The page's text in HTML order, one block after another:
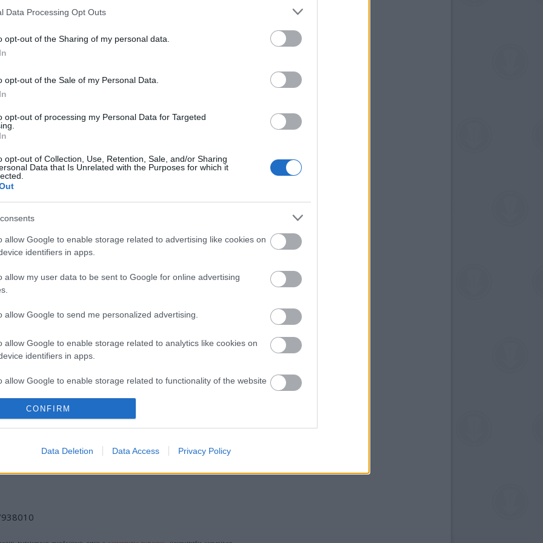
Data Processing Opt Outs
opt-out of the Sharing of my personal data.
opt-out of the Sale of my Personal Data.
opt-out of processing my Personal Data for Targeted
opt-out of Collection, Use, Retention, Sale, and/or Sharing
Data that Is Unrelated with the Purposes for which it
allow Google to enable storage related to advertising like cookies on
identifiers in apps.
allow my user data to be sent to Google for online advertising
allow Google to send me personalized advertising.
allow Google to enable storage related to analytics like cookies on
identifiers in apps.
allow Google to enable storage related to functionality of the website
allow Google to enable storage related to personalization.
allow Google to enable storage related to security, including
CONFIRM
Data Deletion Data Access Privacy Policy
a legjobb idegen nyelvű Oscart, a Ján Kadár és
ellenőrzött vonatokért,legutóbb pedig Jan Sverák
díjakban leggazdagabb cseh rendező Milos
rendezésért járó elismerést: 1976-ban
ben pedig azAmadeusért.
SÁRKÁNYOK,
ROSSZFIÚK – A
NYÁR 10
LEGKEDVELTEBB
MOZIJA
ŐRÜLT FILM: JÖN
A RANDOM!
LEGJOBBAN